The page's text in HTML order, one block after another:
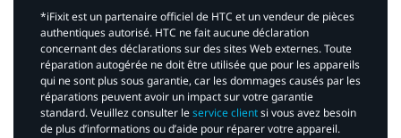
*iFixit est un partenaire officiel de HTC et un vendeur de pièces
authentiques autorisé. HTC ne fait aucune déclaration
concernant des déclarations sur des sites Web externes. Toute
réparation autogérée ne doit être utilisée que pour les appareils
qui ne sont plus sous garantie, car les dommages causés par les
réparations peuvent avoir un impact sur votre garantie
standard. Veuillez consulter leservice clientsi vous avez besoin
de plus d’informations ou d’aide pour réparer votre appareil.​